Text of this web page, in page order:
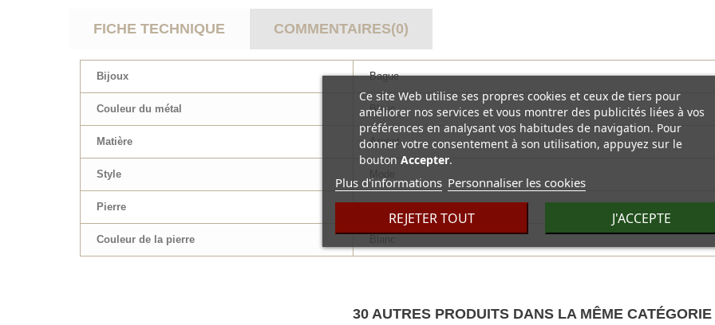
FICHE TECHNIQUE COMMENTAIRES(0)
Bijoux Bague
Couleur du métal Blanc
Matière Argent
Style
Pierre
Couleur de la pierre
30 AUTRES PRODUITS DANS LA MÊME CATÉGORIE
Ce site Web utilise ses propres cookies et ceux de tiers pour
améliorer nos services et vous montrer des publicités liées à vos
préférences en analysant vos habitudes de navigation. Pour
donner votre consentement à son utilisation, appuyez sur le
bouton Accepter.
Plus d'informations Personnaliser les cookies
REJETER TOUT J'ACCEPTE